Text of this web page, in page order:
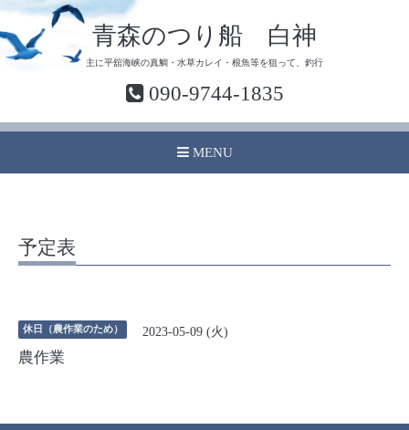
青森のつり船 白神
主に平舘海峡の真鯛・水草カレイ・根魚等を狙って、釣行
090-9744-1835
MENU
予定表
休日（農作業のため） 2023-05-09 (火)
農作業